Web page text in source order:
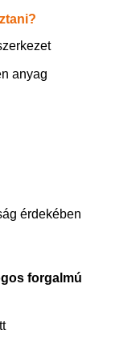
anyag
érdekében
forgalmú